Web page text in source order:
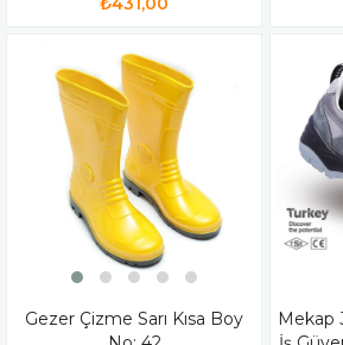
Gezer Çizme Sarı Kısa Boy
Mekap